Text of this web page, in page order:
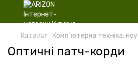
Каталог Комп`ютерна техніка,
Оптичні патч-корди